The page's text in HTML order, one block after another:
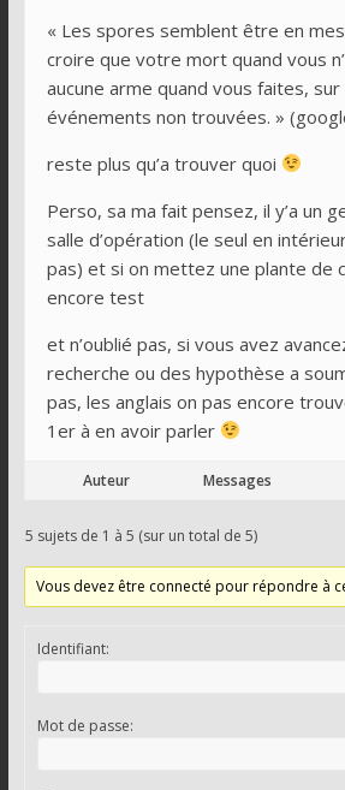
« Les spores semblent être en
croire que votre mort quand vous
aucune arme quand vous faites,
événements non trouvées. »
reste plus qu’a trouver quoi
Perso, sa ma fait pensez, il y’a un
salle d’opération (le seul en
pas) et si on mettez une plante de
encore test
et n’oublié pas, si vous avez
recherche ou des hypothèse a
pas, les anglais on pas encore
1er à en avoir parler
Auteur Messages
5 sujets de 1 à 5 (sur un total de 5)
Vous devez être connecté pour répondre à
Identifiant:
Mot de passe: